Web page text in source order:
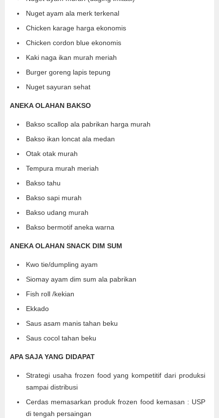
Nuget ayam ala merk terkenal
Chicken karage harga ekonomis
Chicken cordon blue ekonomis
Kaki naga ikan murah meriah
Burger goreng lapis tepung
Nuget sayuran sehat
ANEKA OLAHAN BAKSO
Bakso scallop ala pabrikan harga murah
Bakso ikan loncat ala medan
Otak otak murah
Tempura murah meriah
Bakso tahu
Bakso sapi murah
Bakso udang murah
Bakso bermotif aneka warna
ANEKA OLAHAN SNACK DIM SUM
Kwo tie/dumpling ayam
Siomay ayam dim sum ala pabrikan
Fish roll /kekian
Ekkado
Saus asam manis tahan beku
Saus cocol tahan beku
APA SAJA YANG DIDAPAT
Strategi usaha frozen food yang kompetitif dari produksi
sampai distribusi
Cerdas memasarkan produk frozen food kemasan : USP
di tengah persaingan